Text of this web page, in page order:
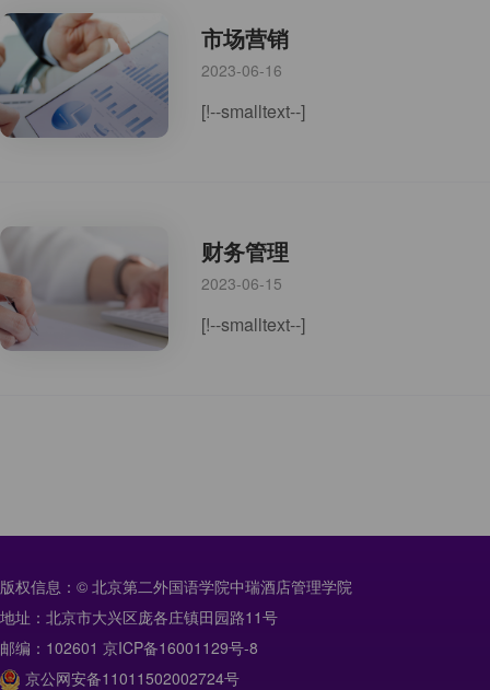
市场营销
2023-06-16
[!--smalltext--]
财务管理
2023-06-15
[!--smalltext--]
版权信息：© 北京第二外国语学院中瑞酒店管理学院
地址：北京市大兴区庞各庄镇田园路11号
邮编：102601 京ICP备16001129号-8
京公网安备11011502002724号